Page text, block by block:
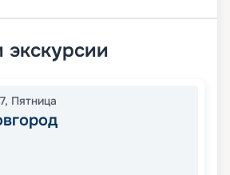
, Пятница